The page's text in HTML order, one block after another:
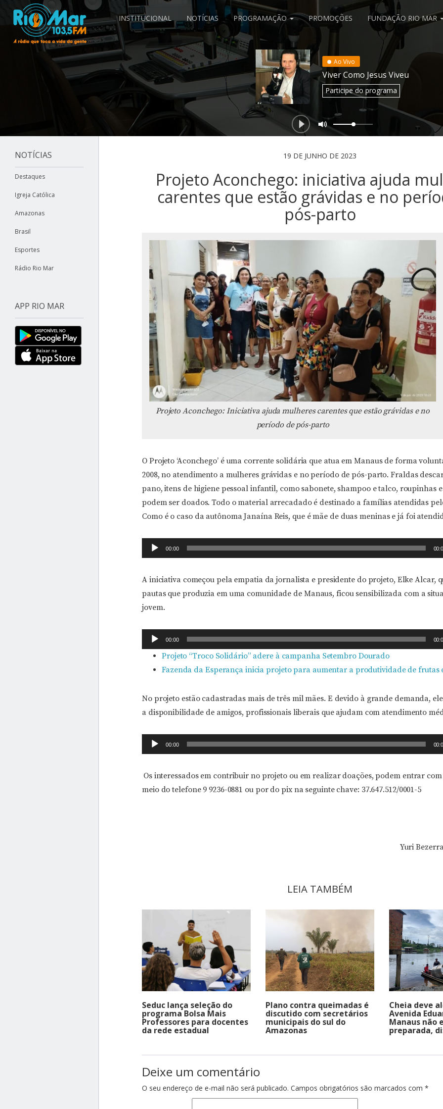
INSTITUCIONAL NOTÍCIAS PROGRAMAÇÃO PROMOÇÕES FUNDAÇÃO RIO MAR
Ao Vivo
Viver Como Jesus Viveu
Participedo programa
NOTÍCIAS
Destaques
Igreja Católica
Amazonas
Brasil
Esportes
Rádio Rio Mar
APP RIO MAR
19 DE JUNHO DE 2023
Projeto Aconchego: iniciativa ajuda
carentes que estão grávidas e no
pós-parto
Projeto Aconchego: Iniciativa ajuda mulheres carentes que estão grávidas e no
período de pós-parto
O Projeto ‘Aconchego’ é uma corrente solidária que atua em Manaus de forma
2008, no atendimento a mulheres grávidas e no período de pós-parto. Fraldas
pano, itens de higiene pessoal infantil, como sabonete, shampoo e talco, roupinhas
podem ser doados. Todo o material arrecadado é destinado a famílias atendidas
Como é o caso da autônoma Janaína Reis, que é mãe de duas meninas e já foi
Tocador
de
00:00
A iniciativa começou pela empatia da jornalista e presidente do projeto, Elke Alcar,
pautas que produzia em uma comunidade de Manaus, ficou sensibilizada com a
jovem.
Tocador
de
00:00
Projeto “Troco Solidário” adere à campanha Setembro Dourado
Fazenda da Esperança inicia projeto para aumentar a produtividade de frutas
No projeto estão cadastradas mais de três mil mães. E devido à grande demanda,
a disponibilidade de amigos, profissionais liberais que ajudam com atendimento
Tocador
de
00:00
Os interessados em contribuir no projeto ou em realizar doações, podem entrar
meio do telefone 9 9236-0881 ou por do pix na seguinte chave: 37.647.512/0001-5
Yuri
LEIA TAMBÉM
Seduc lança seleção do
programa Bolsa Mais
Professores para docentes
da rede estadual
Plano contra queimadas é
discutido com secretários
municipais do sul do
Amazonas
Cheia deve
Avenida
Manaus não
preparada,
Deixe um comentário
O seu endereço de e-mail não será publicado. Campos obrigatórios são marcados com *